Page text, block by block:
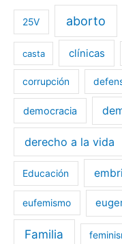
25V aborto
casta clínicas
corrupción
democracia
derecho a la vida
Educación
eufemismo
Familia